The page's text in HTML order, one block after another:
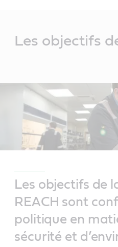
Les objectifs
Les objectifs de
REACH sont
politique en
sécurité et